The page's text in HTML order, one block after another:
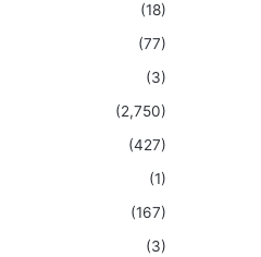
(18)
(77)
(3)
(2,750)
(427)
(1)
(167)
(3)